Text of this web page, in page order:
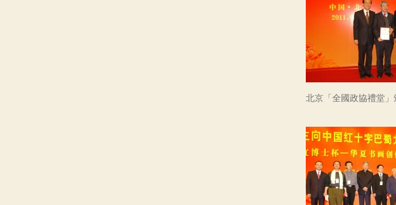
北京「全國政協禮堂」